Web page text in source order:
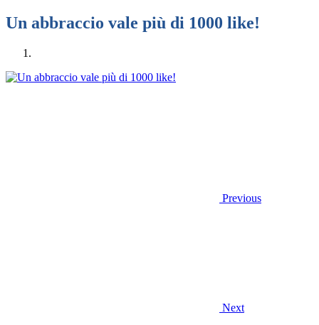
Un abbraccio vale più di 1000 like!
Previous
Next